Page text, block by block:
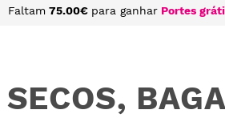
Faltam 75.00€ para ganhar Portes